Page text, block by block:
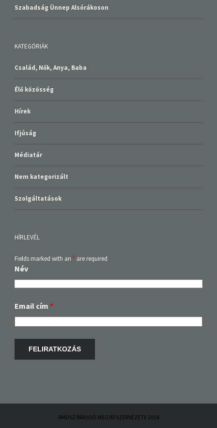
Szabadság Ünnep Alsórákoson
KATEGÓRIÁK
Család, Nők, Anya, Baba
Élő közösség
Hírek
Ifjúság
Médiatár
Nem kategorizált
Szolgáltatások
HÍRLEVÉL
Fields marked with an * are required
Név
Email cím *
RMDSZ BRASSÓ MEGYEI SZERVEZETE 2016